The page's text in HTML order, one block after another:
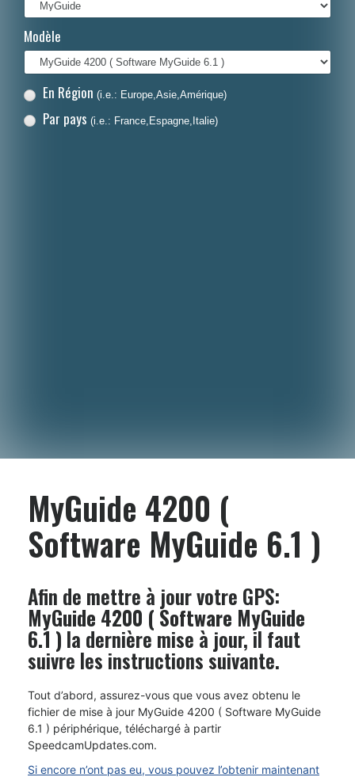
Nederlands
Dansk
Modèle
En Région (i.e.: Europe,Asie,Amérique)
Par pays (i.e.: France,Espagne,Italie)
MyGuide 4200 (
Software MyGuide 6.1 )
Afin de mettre à jour votre GPS:
MyGuide 4200 ( Software MyGuide
6.1 ) la dernière mise à jour, il faut
suivre les instructions suivante.
Tout d’abord, assurez-vous que vous avez obtenu le
fichier de mise à jour MyGuide 4200 ( Software MyGuide
6.1 ) périphérique, téléchargé à partir
SpeedcamUpdates.com.
Si encore n’ont pas eu, vous pouvez l’obtenir maintenant